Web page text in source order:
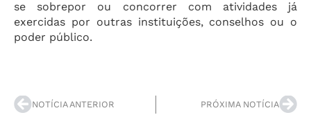
se sobrepor ou concorrer com atividades já
exercidas por outras instituições, conselhos ou o
poder público.
NOTÍCIA ANTERIOR PRÓXIMA NOTÍCIA